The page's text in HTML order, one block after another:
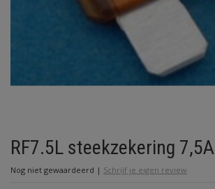
RF7.5L steekzekering 7,5A
Nog niet gewaardeerd | Schrijf je eigen review